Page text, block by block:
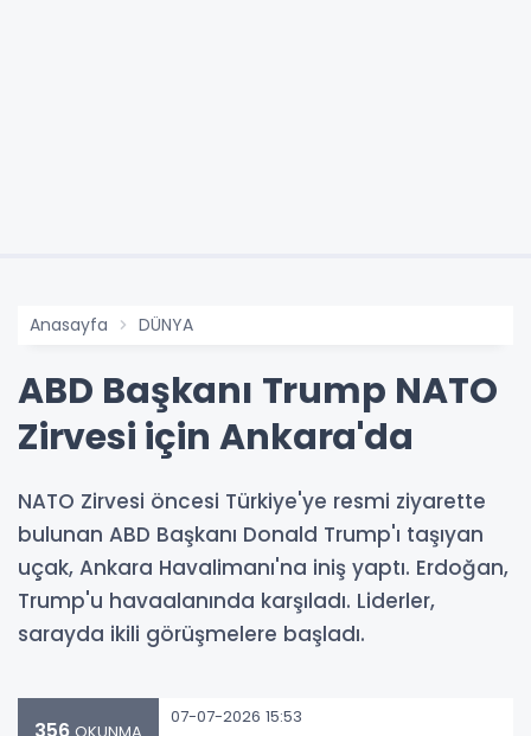
Anasayfa DÜNYA
ABD Başkanı Trump NATO
Zirvesi için Ankara'da
NATO Zirvesi öncesi Türkiye'ye resmi ziyarette
bulunan ABD Başkanı Donald Trump'ı taşıyan
uçak, Ankara Havalimanı'na iniş yaptı. Erdoğan,
Trump'u havaalanında karşıladı. Liderler,
sarayda ikili görüşmelere başladı.
356 OKUNMA
07-07-2026 15:53